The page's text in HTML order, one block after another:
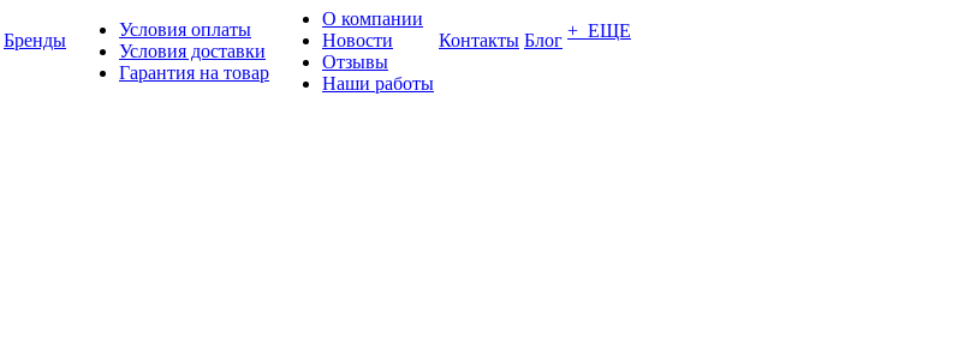
Бренды
Условия оплаты
Условия доставки
Гарантия на товар
О компании
Новости
Отзывы
Наши работы
Контакты Блог + ЕЩЕ